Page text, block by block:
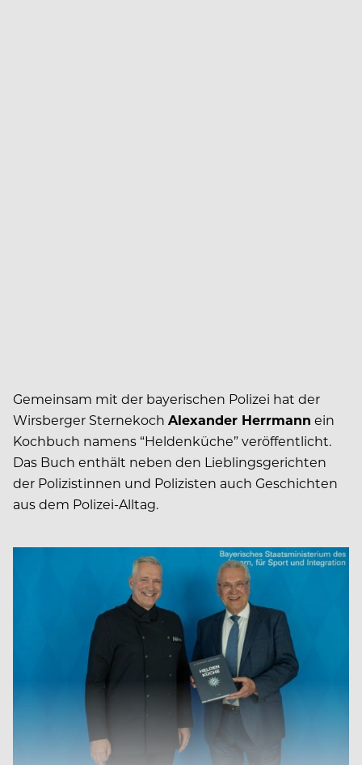
Gemeinsam mit der bayerischen Polizei hat der
Wirsberger Sternekoch Alexander Herrmann ein
Kochbuch namens “Heldenküche” veröffentlicht.
Das Buch enthält neben den Lieblingsgerichten
der Polizistinnen und Polizisten auch Geschichten
aus dem Polizei-Alltag.